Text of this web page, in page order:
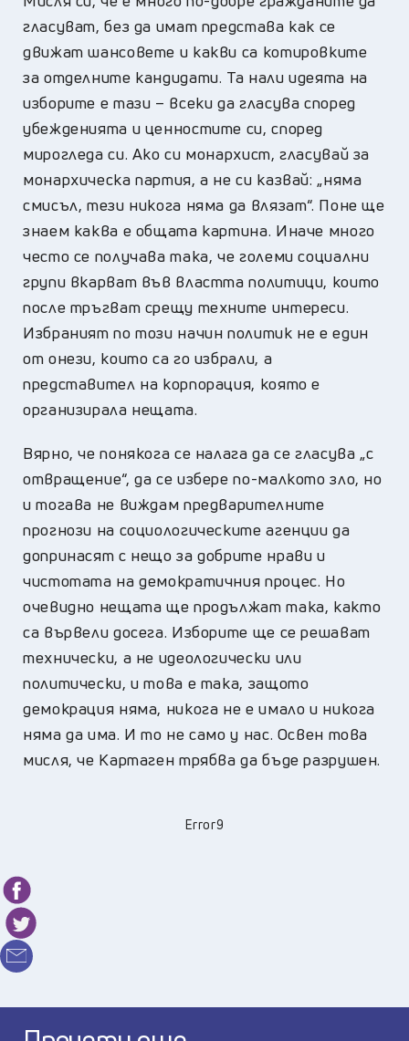
гласуват, без да имат представа как се
движат шансовете и какви са котировките
за отделните кандидати. Та нали идеята на
изборите е тази – всеки да гласува според
убежденията и ценностите си, според
мирогледа си. Ако си монархист, гласувай за
монархическа партия, а не си казвай: „няма
смисъл, тези никога няма да влязат“. Поне ще
знаем каква е общата картина. Иначе много
често се получава така, че големи социални
групи вкарват във властта политици, които
после тръгват срещу техните интереси.
Избраният по този начин политик не е един
от онези, които са го избрали, а
представител на корпорация, която е
организирала нещата.
Вярно, че понякога се налага да се гласува „с
отвращение“, да се избере по-малкото зло, но
и тогава не виждам предварителните
прогнози на социологическите агенции да
допринасят с нещо за добрите нрави и
чистотата на демократичния процес. Но
очевидно нещата ще продължат така, както
са вървели досега. Изборите ще се решават
технически, а не идеологически или
политически, и това е така, защото
демокрация няма, никога не е имало и никога
няма да има. И то не само у нас. Освен това
мисля, че Картаген трябва да бъде разрушен.
Error9